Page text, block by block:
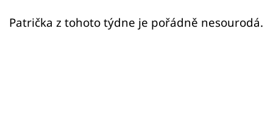
Patrička z tohoto týdne je pořádně nesourodá.